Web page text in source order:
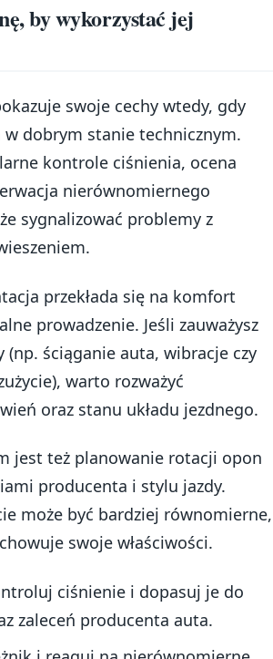
by wykorzystać jej
swoje cechy wtedy, gdy
dobrym stanie technicznym.
kontrole ciśnienia, ocena
nierównomiernego
sygnalizować problemy z
przekłada się na komfort
prowadzenie. Jeśli zauważysz
(np. ściąganie auta, wibracje czy
warto rozważyć
oraz stanu układu jezdnego.
jest też planowanie rotacji opon
producenta i stylu jazdy.
może być bardziej równomierne,
swoje właściwości.
ciśnienie i dopasuj je do
zaleceń producenta auta.